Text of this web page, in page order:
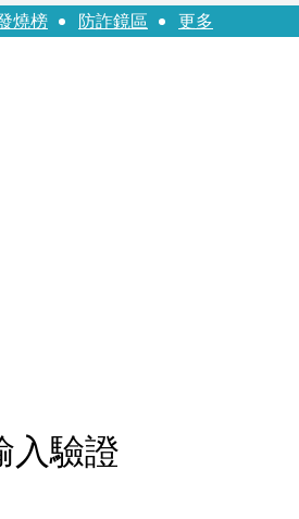
同框陳時中、張淑芬畫面曝光
燒榜 防詐鏡區 更多
入驗證